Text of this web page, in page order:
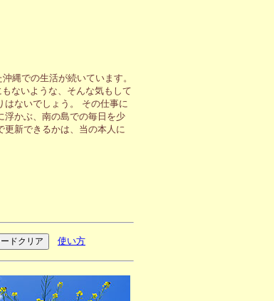
縄での生活が続いています。
ないような、そんな気もして
はないでしょう。 その仕事に
浮かぶ、南の島での毎日を少
更新できるかは、当の本人に
使い方